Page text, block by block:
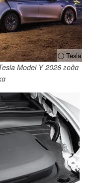
ⓘ Tesla
Model Y 2026 года